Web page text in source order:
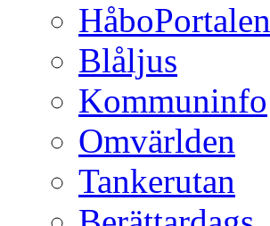
HåboPortalen
Blåljus
Kommuninfo
Omvärlden
Tankerutan